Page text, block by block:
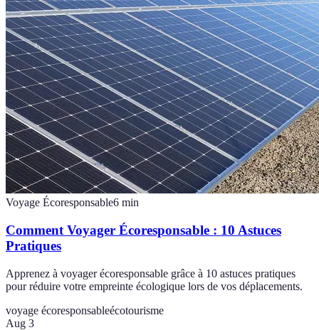
Voyage Écoresponsable6 min
Comment Voyager Écoresponsable : 10 Astuces
Pratiques
Apprenez à voyager écoresponsable grâce à 10 astuces pratiques
pour réduire votre empreinte écologique lors de vos déplacements.
voyage écoresponsableécotourisme
Aug 3